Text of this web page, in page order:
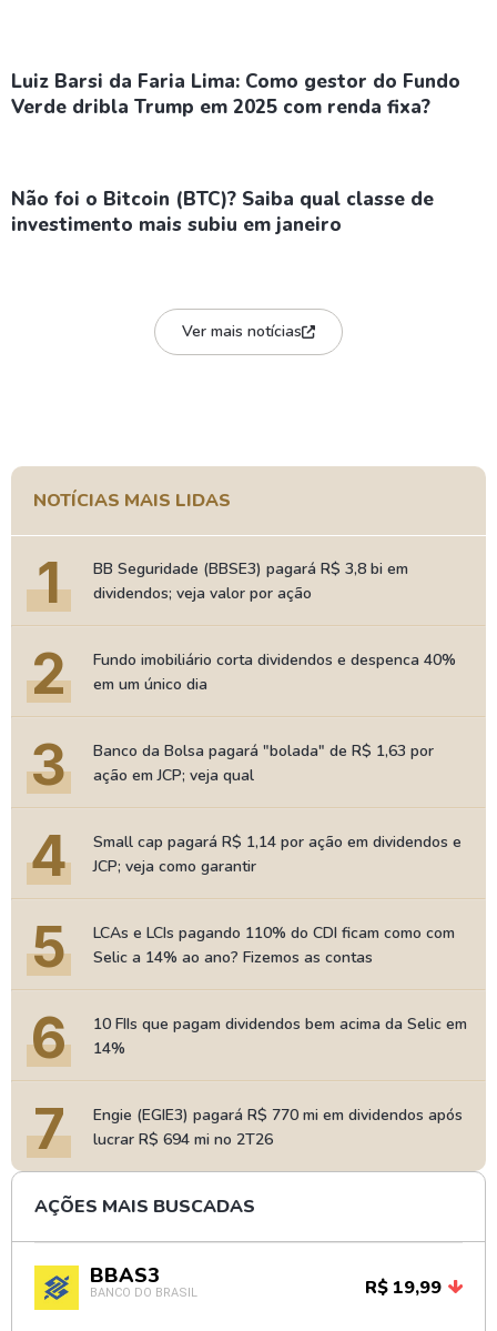
Luiz Barsi da Faria Lima: Como gestor do Fundo
Verde dribla Trump em 2025 com renda fixa?
Não foi o Bitcoin (BTC)? Saiba qual classe de
investimento mais subiu em janeiro
Ver mais notícias
NOTÍCIAS MAIS LIDAS
1
BB Seguridade (BBSE3) pagará R$ 3,8 bi em
dividendos; veja valor por ação
2
Fundo imobiliário corta dividendos e despenca 40%
em um único dia
3
Banco da Bolsa pagará "bolada" de R$ 1,63 por
ação em JCP; veja qual
4
Small cap pagará R$ 1,14 por ação em dividendos e
JCP; veja como garantir
5
LCAs e LCIs pagando 110% do CDI ficam como com
Selic a 14% ao ano? Fizemos as contas
6
10 FIIs que pagam dividendos bem acima da Selic em
14%
7
Engie (EGIE3) pagará R$ 770 mi em dividendos após
lucrar R$ 694 mi no 2T26
AÇÕES MAIS BUSCADAS
BBAS3
BANCO DO BRASIL R$ 19,99